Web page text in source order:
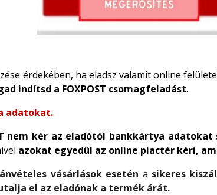
érdekében, ha eladsz valamit online
indítsd a FOXPOST csomagfeladást.
adatokat.
nem kér az eladótól bankkártya
azokat egyedül az online piactér kéri,
vásárlások esetén a sikeres
el az eladónak a termék árát.